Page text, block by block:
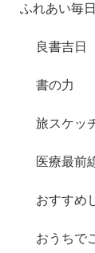
ふれあい毎日
良書吉日
書の力
旅スケッ
医療最前
おすすめ
おうちで